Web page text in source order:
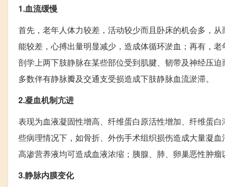
1.血流缓慢
首先，老年人体力较差，活动较少而且卧床的机会多，
能较差，心搏出量明显减少，造成体循环淤血；再有，
剖学上两下肢静脉在某些部位受到肌腱、韧带及神经压
多数伴有静脉瓣及交通支受损造成下肢静脉血流淤滞。
2.凝血机制亢进
表现为血液凝固性增高、纤维蛋白原活性增加、纤维蛋
些病理情况下，如骨折、外伤手术组织损伤造成大量凝
高渗营养液均可造成血液浓缩；胰腺、肺、卵巢恶性肿
3.静脉内膜变化